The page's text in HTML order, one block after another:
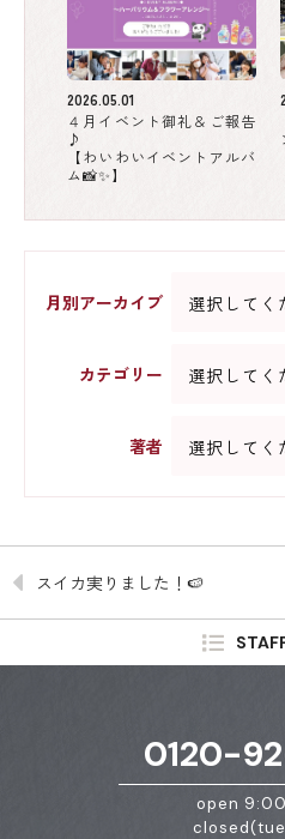
2026.05.01
４月イベント御礼＆ご報告
♪
【わいわいイベントアルバ
ム📸✨】
月別アーカイブ
カテゴリー
著者
スイカ実りました！🍉
0120-
open